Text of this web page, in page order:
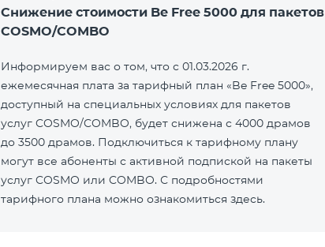
Снижение стоимости Be Free 5000 для пакетов
COSMO/COMBO
Информируем вас о том, что с 01.03.2026 г.
ежемесячная плата за тарифный план «Be Free 5000»,
доступный на специальных условиях для пакетов
услуг COSMO/COMBO, будет снижена с 4000 драмов
до 3500 драмов. Подключиться к тарифному плану
могут все абоненты с активной подпиской на пакеты
услуг COSMO или COMBO. С подробностями
тарифного плана можно ознакомиться здесь.